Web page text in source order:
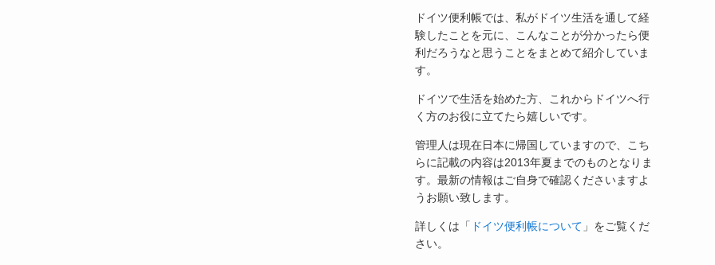
ドイツ便利帳では、私がドイツ生活を通して経
験したことを元に、こんなことが分かったら便
利だろうなと思うことをまとめて紹介していま
す。
ドイツで生活を始めた方、これからドイツへ行
く方のお役に立てたら嬉しいです。
管理人は現在日本に帰国していますので、こち
らに記載の内容は2013年夏までのものとなりま
す。最新の情報はご自身で確認くださいますよ
うお願い致します。
詳しくは「 ドイツ便利帳について 」をご覧くだ
さい。